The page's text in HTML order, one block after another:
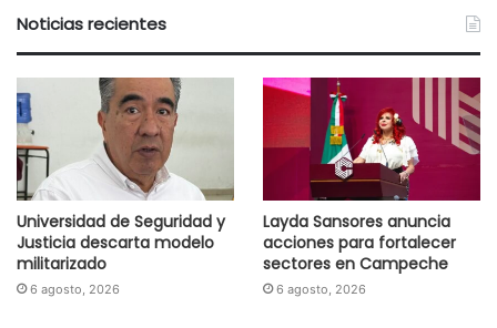
Noticias recientes
Universidad de Seguridad y
Justicia descarta modelo
militarizado
6 agosto, 2026
Layda Sansores anuncia
acciones para fortalecer
sectores en Campeche
6 agosto, 2026